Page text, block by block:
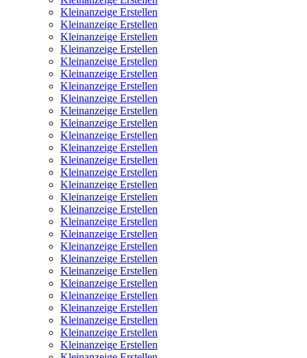
Kleinanzeige Erstellen
Kleinanzeige Erstellen
Kleinanzeige Erstellen
Kleinanzeige Erstellen
Kleinanzeige Erstellen
Kleinanzeige Erstellen
Kleinanzeige Erstellen
Kleinanzeige Erstellen
Kleinanzeige Erstellen
Kleinanzeige Erstellen
Kleinanzeige Erstellen
Kleinanzeige Erstellen
Kleinanzeige Erstellen
Kleinanzeige Erstellen
Kleinanzeige Erstellen
Kleinanzeige Erstellen
Kleinanzeige Erstellen
Kleinanzeige Erstellen
Kleinanzeige Erstellen
Kleinanzeige Erstellen
Kleinanzeige Erstellen
Kleinanzeige Erstellen
Kleinanzeige Erstellen
Kleinanzeige Erstellen
Kleinanzeige Erstellen
Kleinanzeige Erstellen
Kleinanzeige Erstellen
Kleinanzeige Erstellen